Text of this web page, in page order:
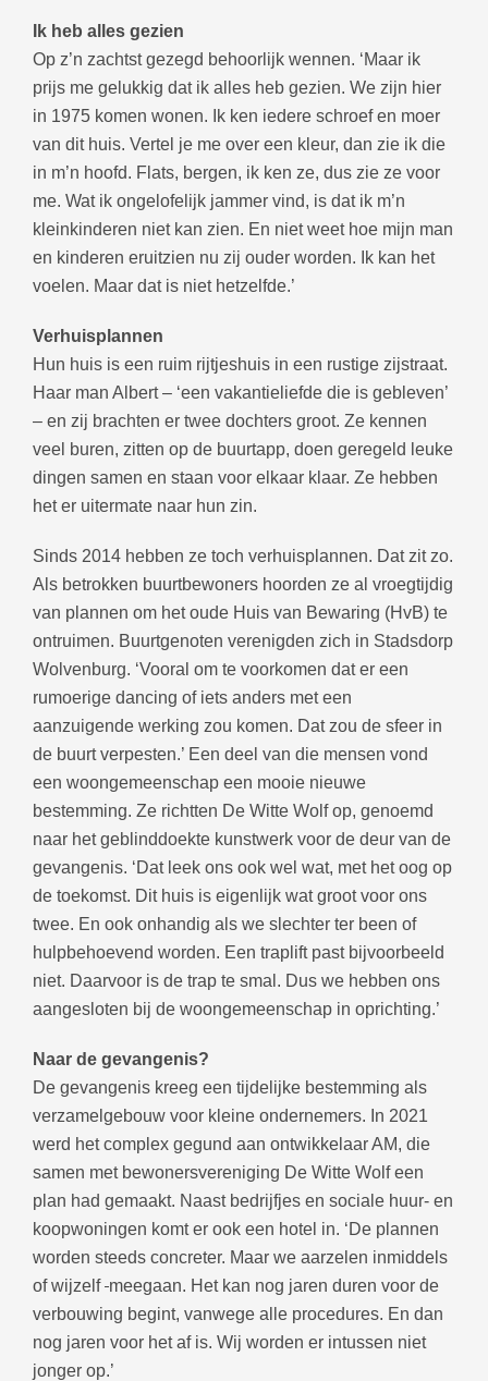
Ik heb alles gezien
Op z’n zachtst gezegd behoorlijk wennen. ‘Maar ik
prijs me gelukkig dat ik alles heb gezien. We zijn hier
in 1975 komen wonen. Ik ken iedere schroef en moer
van dit huis. Vertel je me over een kleur, dan zie ik die
in m’n hoofd. Flats, bergen, ik ken ze, dus zie ze voor
me. Wat ik ongelofelijk jammer vind, is dat ik m’n
kleinkinderen niet kan zien. En niet weet hoe mijn man
en kinderen eruitzien nu zij ouder worden. Ik kan het
voelen. Maar dat is niet hetzelfde.’
Verhuisplannen
Hun huis is een ruim rijtjeshuis in een rustige zijstraat.
Haar man Albert – ‘een vakantieliefde die is gebleven’
– en zij brachten er twee dochters groot. Ze kennen
veel buren, zitten op de buurtapp, doen geregeld leuke
dingen samen en staan voor elkaar klaar. Ze hebben
het er uitermate naar hun zin.
Sinds 2014 hebben ze toch verhuisplannen. Dat zit zo.
Als betrokken buurtbewoners hoorden ze al vroegtijdig
van plannen om het oude Huis van Bewaring (HvB) te
ontruimen. Buurtgenoten verenigden zich in Stadsdorp
Wolvenburg. ‘Vooral om te voorkomen dat er een
rumoerige dancing of iets anders met een
aanzuigende werking zou komen. Dat zou de sfeer in
de buurt verpesten.’ Een deel van die mensen vond
een woongemeenschap een mooie nieuwe
bestemming. Ze richtten De Witte Wolf op, genoemd
naar het geblinddoekte kunstwerk voor de deur van de
gevangenis. ‘Dat leek ons ook wel wat, met het oog op
de toekomst. Dit huis is eigenlijk wat groot voor ons
twee. En ook onhandig als we slechter ter been of
hulpbehoevend worden. Een traplift past bijvoorbeeld
niet. Daarvoor is de trap te smal. Dus we hebben ons
aangesloten bij de woongemeenschap in oprichting.’
Naar de gevangenis?
De gevangenis kreeg een tijdelijke bestemming als
verzamelgebouw voor kleine ondernemers. In 2021
werd het complex gegund aan ontwikkelaar AM, die
samen met bewonersvereniging De Witte Wolf een
plan had gemaakt. Naast bedrijfjes en sociale huur- en
koopwoningen komt er ook een hotel in. ‘De plannen
worden steeds concreter. Maar we aarzelen inmiddels
of wijzelf meegaan. Het kan nog jaren duren voor de
verbouwing begint, vanwege alle procedures. En dan
nog jaren voor het af is. Wij worden er intussen niet
jonger op.’